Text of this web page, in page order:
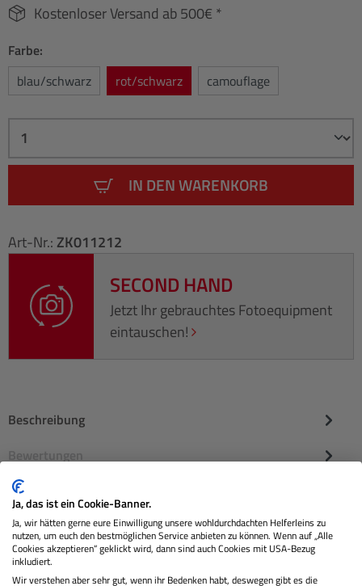
Kostenloser Versand ab 500€ *
Farbe:
blau/schwarz
rot/schwarz camouflage
IN DEN WARENKORB
Art-Nr.: ZK011212
SECOND HAND
Jetzt Ihr gebrauchtes Fotoequipment
eintauschen!
Beschreibung
Bewertungen
Ja, das ist ein Cookie-Banner.
Ja, wir hätten gerne eure Einwilligung unsere wohldurchdachten Helferleins zu
nutzen, um euch den bestmöglichen Service anbieten zu können. Wenn auf „Alle
Cookies akzeptieren“ geklickt wird, dann sind auch Cookies mit USA-Bezug
inkludiert.
Wir verstehen aber sehr gut, wenn ihr Bedenken habt, deswegen gibt es die